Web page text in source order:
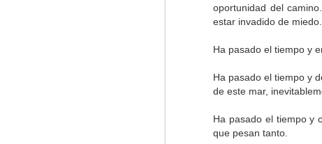
oportunidad del
estar invadido de miedo.
Ha pasado el tiempo y
Ha pasado el tiempo y
de este mar,
Ha pasado el tiempo y
que pesan tanto.